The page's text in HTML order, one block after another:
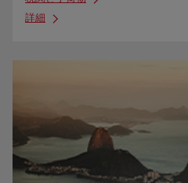
詳細